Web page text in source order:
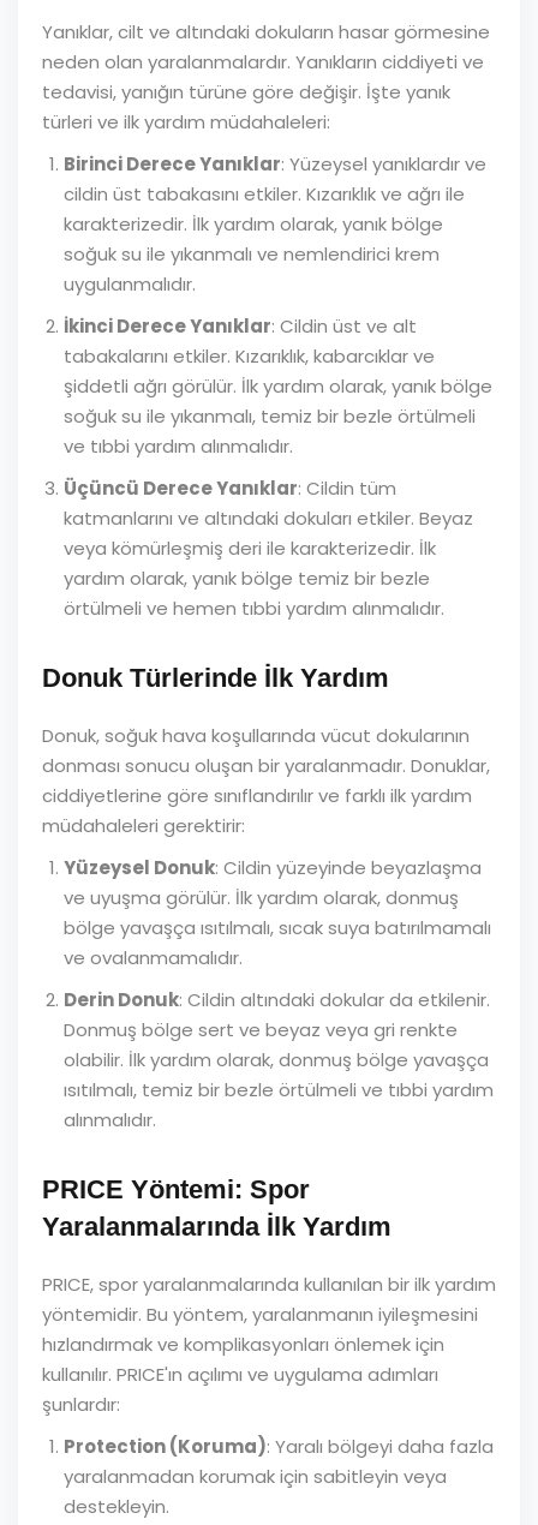
Yanıklar, cilt ve altındaki dokuların hasar görmesine
neden olan yaralanmalardır. Yanıkların ciddiyeti ve
tedavisi, yanığın türüne göre değişir. İşte yanık
türleri ve ilk yardım müdahaleleri:
Birinci Derece Yanıklar: Yüzeysel yanıklardır ve
cildin üst tabakasını etkiler. Kızarıklık ve ağrı ile
karakterizedir. İlk yardım olarak, yanık bölge
soğuk su ile yıkanmalı ve nemlendirici krem
uygulanmalıdır.
İkinci Derece Yanıklar: Cildin üst ve alt
tabakalarını etkiler. Kızarıklık, kabarcıklar ve
şiddetli ağrı görülür. İlk yardım olarak, yanık bölge
soğuk su ile yıkanmalı, temiz bir bezle örtülmeli
ve tıbbi yardım alınmalıdır.
Üçüncü Derece Yanıklar: Cildin tüm
katmanlarını ve altındaki dokuları etkiler. Beyaz
veya kömürleşmiş deri ile karakterizedir. İlk
yardım olarak, yanık bölge temiz bir bezle
örtülmeli ve hemen tıbbi yardım alınmalıdır.
Donuk Türlerinde İlk Yardım
Donuk, soğuk hava koşullarında vücut dokularının
donması sonucu oluşan bir yaralanmadır. Donuklar,
ciddiyetlerine göre sınıflandırılır ve farklı ilk yardım
müdahaleleri gerektirir:
Yüzeysel Donuk: Cildin yüzeyinde beyazlaşma
ve uyuşma görülür. İlk yardım olarak, donmuş
bölge yavaşça ısıtılmalı, sıcak suya batırılmamalı
ve ovalanmamalıdır.
Derin Donuk: Cildin altındaki dokular da etkilenir.
Donmuş bölge sert ve beyaz veya gri renkte
olabilir. İlk yardım olarak, donmuş bölge yavaşça
ısıtılmalı, temiz bir bezle örtülmeli ve tıbbi yardım
alınmalıdır.
PRICE Yöntemi: Spor
Yaralanmalarında İlk Yardım
PRICE, spor yaralanmalarında kullanılan bir ilk yardım
yöntemidir. Bu yöntem, yaralanmanın iyileşmesini
hızlandırmak ve komplikasyonları önlemek için
kullanılır. PRICE'ın açılımı ve uygulama adımları
şunlardır:
Protection (Koruma): Yaralı bölgeyi daha fazla
yaralanmadan korumak için sabitleyin veya
destekleyin.